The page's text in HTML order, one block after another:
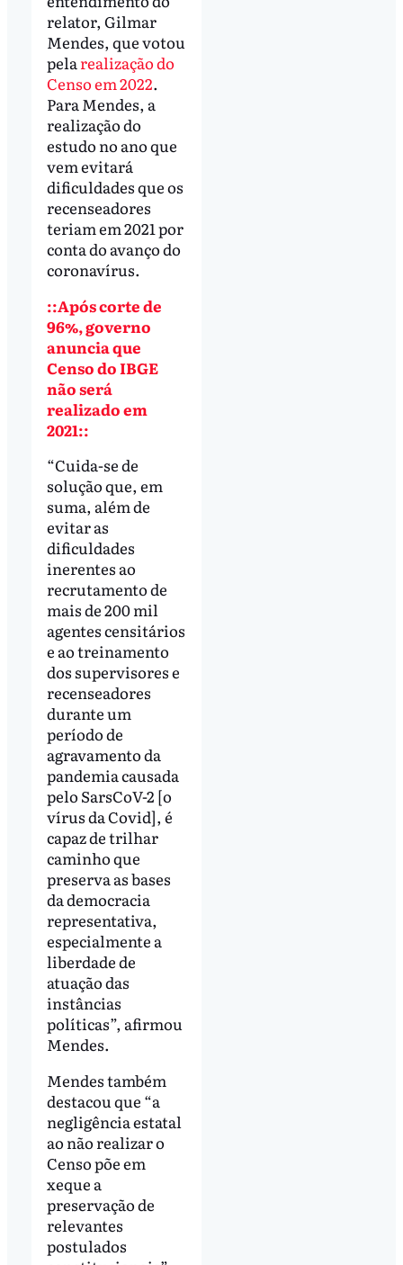
relator, Gilmar
Mendes, que votou
pela realização do
Censo em 2022.
Para Mendes, a
realização do
estudo no ano que
vem evitará
dificuldades que os
recenseadores
teriam em 2021 por
conta do avanço do
coronavírus.
::Após corte de
96%, governo
anuncia que
Censo do IBGE
não será
realizado em
2021::
“Cuida-se de
solução que, em
suma, além de
evitar as
dificuldades
inerentes ao
recrutamento de
mais de 200 mil
agentes censitários
e ao treinamento
dos supervisores e
recenseadores
durante um
período de
agravamento da
pandemia causada
pelo SarsCoV-2 [o
vírus da Covid], é
capaz de trilhar
caminho que
preserva as bases
da democracia
representativa,
especialmente a
liberdade de
atuação das
instâncias
políticas”, afirmou
Mendes.
Mendes também
destacou que “a
negligência estatal
ao não realizar o
Censo põe em
xeque a
preservação de
relevantes
postulados